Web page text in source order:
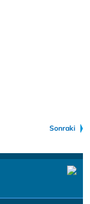
Sonraki